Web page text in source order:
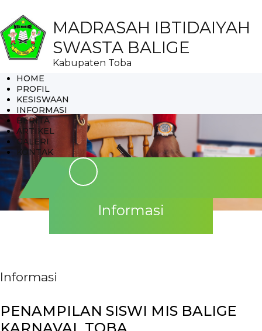
MADRASAH IBTIDAIYAH
SWASTA BALIGE
Kabupaten Toba
HOME
PROFIL
KESISWAAN
INFORMASI
BERITA
ARTIKEL
GALERI
KONTAK
Informasi
Informasi
PENAMPILAN SISWI MIS BALIGE